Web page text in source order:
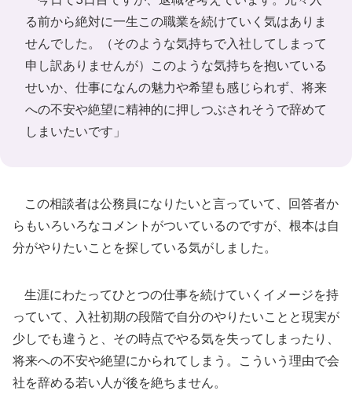
る前から絶対に一生この職業を続けていく気はありま
せんでした。（そのような気持ちで入社してしまって
申し訳ありませんが）このような気持ちを抱いている
せいか、仕事になんの魅力や希望も感じられず、将来
への不安や絶望に精神的に押しつぶされそうで辞めて
しまいたいです」
この相談者は公務員になりたいと言っていて、回答者か
らもいろいろなコメントがついているのですが、根本は自
分がやりたいことを探している気がしました。
生涯にわたってひとつの仕事を続けていくイメージを持
っていて、入社初期の段階で自分のやりたいことと現実が
少しでも違うと、その時点でやる気を失ってしまったり、
将来への不安や絶望にかられてしまう。こういう理由で会
社を辞める若い人が後を絶ちません。